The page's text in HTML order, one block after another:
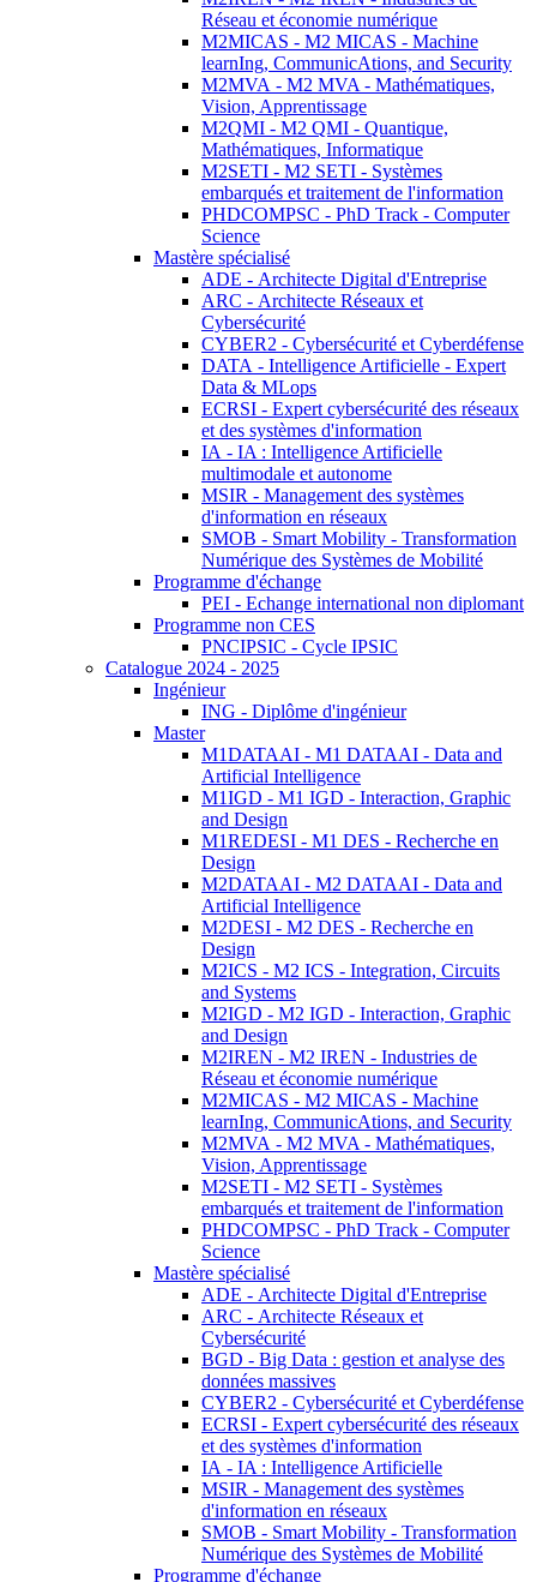
Réseau et économie numérique
M2MICAS - M2 MICAS - Machine
learnIng, CommunicAtions, and Security
M2MVA - M2 MVA - Mathématiques,
Vision, Apprentissage
M2QMI - M2 QMI - Quantique,
Mathématiques, Informatique
M2SETI - M2 SETI - Systèmes
embarqués et traitement de l'information
PHDCOMPSC - PhD Track - Computer
Science
Mastère spécialisé
ADE - Architecte Digital d'Entreprise
ARC - Architecte Réseaux et
Cybersécurité
CYBER2 - Cybersécurité et Cyberdéfense
DATA - Intelligence Artificielle - Expert
Data & MLops
ECRSI - Expert cybersécurité des réseaux
et des systèmes d'information
IA - IA : Intelligence Artificielle
multimodale et autonome
MSIR - Management des systèmes
d'information en réseaux
SMOB - Smart Mobility - Transformation
Numérique des Systèmes de Mobilité
Programme d'échange
PEI - Echange international non diplomant
Programme non CES
PNCIPSIC - Cycle IPSIC
Catalogue 2024 - 2025
Ingénieur
ING - Diplôme d'ingénieur
Master
M1DATAAI - M1 DATAAI - Data and
Artificial Intelligence
M1IGD - M1 IGD - Interaction, Graphic
and Design
M1REDESI - M1 DES - Recherche en
Design
M2DATAAI - M2 DATAAI - Data and
Artificial Intelligence
M2DESI - M2 DES - Recherche en
Design
M2ICS - M2 ICS - Integration, Circuits
and Systems
M2IGD - M2 IGD - Interaction, Graphic
and Design
M2IREN - M2 IREN - Industries de
Réseau et économie numérique
M2MICAS - M2 MICAS - Machine
learnIng, CommunicAtions, and Security
M2MVA - M2 MVA - Mathématiques,
Vision, Apprentissage
M2SETI - M2 SETI - Systèmes
embarqués et traitement de l'information
PHDCOMPSC - PhD Track - Computer
Science
Mastère spécialisé
ADE - Architecte Digital d'Entreprise
ARC - Architecte Réseaux et
Cybersécurité
BGD - Big Data : gestion et analyse des
données massives
CYBER2 - Cybersécurité et Cyberdéfense
ECRSI - Expert cybersécurité des réseaux
et des systèmes d'information
IA - IA : Intelligence Artificielle
MSIR - Management des systèmes
d'information en réseaux
SMOB - Smart Mobility - Transformation
Numérique des Systèmes de Mobilité
Programme d'échange